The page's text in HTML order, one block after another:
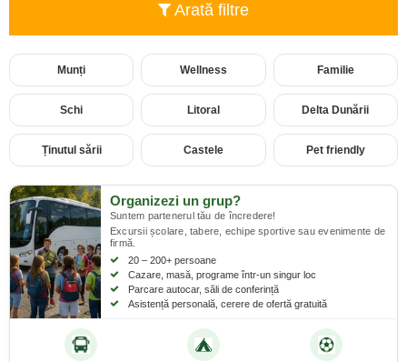
Arată filtre
Munți Wellness Familie
Schi Litoral Delta Dunării
Ținutul sării Castele Pet friendly
Organizezi un grup?
Suntem partenerul tău de încredere!
Excursii școlare, tabere, echipe sportive sau evenimente de
firmă.
20 – 200+ persoane
Cazare, masă, programe într-un singur loc
Parcare autocar, săli de conferință
Asistență personală, cerere de ofertă gratuită